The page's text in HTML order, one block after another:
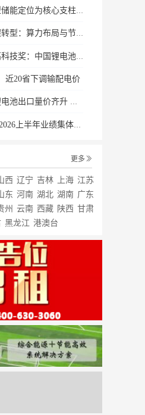
十五五规划将新型储能定位为核心支柱产业
数据中心绿色低碳转型：算力布局与节能技术突破
近20省下调输配电价
2026上半年我国锂电池出口量价齐升 德国成最大市场
A股十大锂矿龙头2026上半年业绩集体大涨
更多
西 辽宁 吉林 上海 江苏
东 河南 湖北 湖南 广东
州 云南 西藏 陕西 甘肃
黑龙江 港澳台